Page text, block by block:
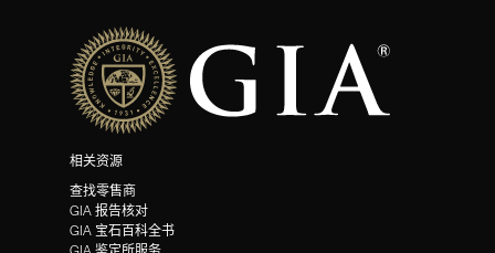
相关资源
查找零售商
GIA 报告核对
GIA 宝石百科全书